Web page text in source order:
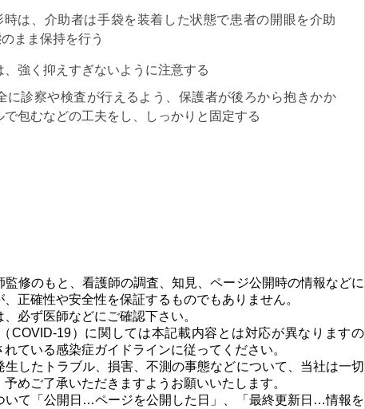
時は、介助者は手袋を装着した状態で患者の開眼を介助
まま保持を行う
強く抑えすぎないように注意する
に診察や検査が行えるよう、保護者が後ろから抱きかか
で包むなどの工夫をし、しっかりと固定する
修のもと、看護師の調査、知見、ページ公開時の情報などに
正確性や安全性を保証するものでもありません。
必ず医師などにご確認下さい。
COVID-19）に関しては本記載内容とは対応が異なりますの
ている感染症ガイドラインに従ってください。
したトラブル、損害、不測の事態などについて、当社は一切
めご了承いただきますようお願いいたします。
て「公開日…ページを公開した日」、「最終更新日…情報を